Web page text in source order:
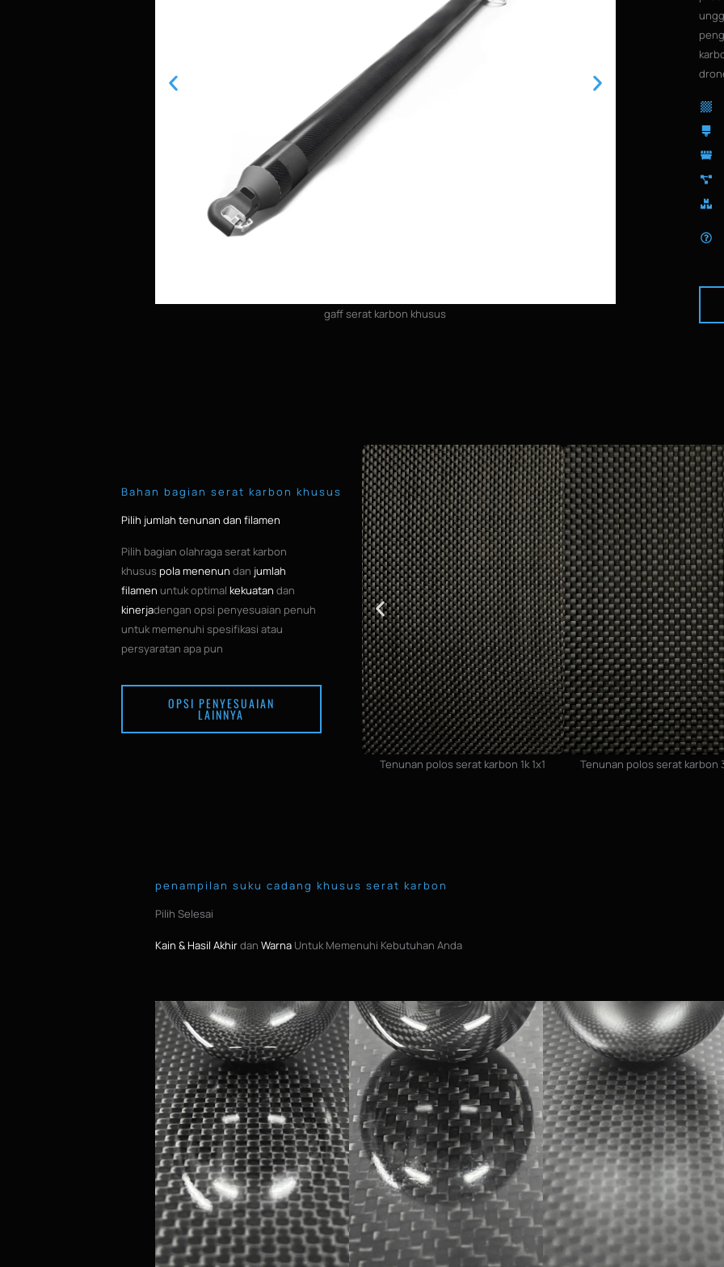
gaff serat karbon khusus
Bahan bagian serat karbon khusus
Pilih jumlah tenunan dan filamen
Pilih bagian olahraga serat karbon
khusus pola menenun dan jumlah
filamen untuk optimal kekuatan dan
kinerjadengan opsi penyesuaian penuh
untuk memenuhi spesifikasi atau
persyaratan apa pun
OPSI PENYESUAIAN
LAINNYA
Tenunan polos serat karbon 1k 1x1 Tenunan polos serat karbon
penampilan suku cadang khusus serat karbon
Pilih Selesai
Kain & Hasil Akhirdan Warna Untuk Memenuhi Kebutuhan Anda